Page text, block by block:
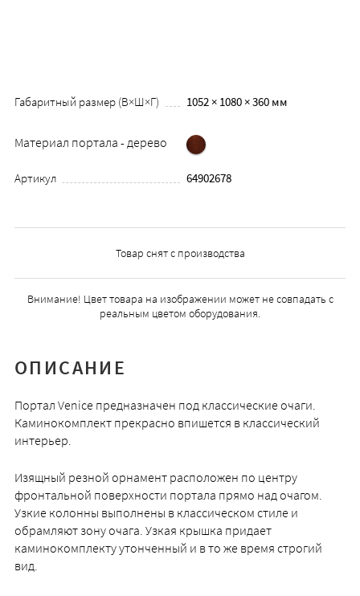
Габаритный размер (В×Ш×Г) 1052 × 1080 × 360 мм
Материал портала - дерево
Артикул 64902678
Товар снят с производства
Внимание! Цвет товара на изображении может не совпадать с
реальным цветом оборудования.
ОПИСАНИЕ
Портал Venice предназначен под классические очаги.
Каминокомплект прекрасно впишется в классический
интерьер.
Изящный резной орнамент расположен по центру
фронтальной поверхности портала прямо над очагом.
Узкие колонны выполнены в классическом стиле и
обрамляют зону очага. Узкая крышка придает
каминокомплекту утонченный и в то же время строгий
вид.